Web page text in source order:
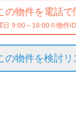
の物件を電話で
日 9:00～18:00※物件ID
の物件を検討